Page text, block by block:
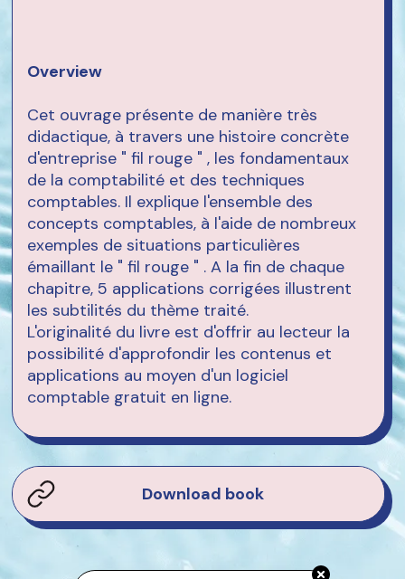
Overview
Cet ouvrage présente de manière très
didactique, à travers une histoire concrète
d'entreprise " fil rouge " , les fondamentaux
de la comptabilité et des techniques
comptables. Il explique l'ensemble des
concepts comptables, à l'aide de nombreux
exemples de situations particulières
émaillant le " fil rouge " . A la fin de chaque
chapitre, 5 applications corrigées illustrent
les subtilités du thème traité.
L'originalité du livre est d'offrir au lecteur la
possibilité d'approfondir les contenus et
applications au moyen d'un logiciel
comptable gratuit en ligne.
Download book